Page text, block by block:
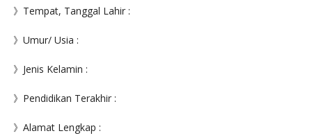
》Tempat, Tanggal Lahir :
》Umur/ Usia :
》Jenis Kelamin :
》Pendidikan Terakhir :
》Alamat Lengkap :